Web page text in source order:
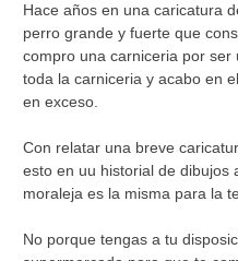
Hace años en una caricatura
perro grande y fuerte que
compro una carniceria por
toda la carniceria y acabo en
en exceso.
Con relatar una breve
esto en uu historial de dibujos
moraleja es la misma para la
No porque tengas a tu